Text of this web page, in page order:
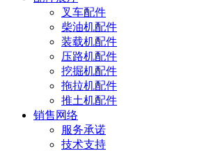
叉车配件
柴油机配件
装载机配件
压路机配件
挖掘机配件
拖拉机配件
推土机配件
销售网络
服务承诺
技术支持